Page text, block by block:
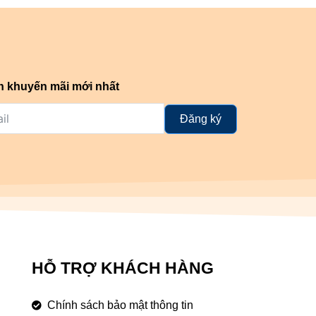
khuyến mãi mới nhất
Đăng ký
HỖ TRỢ KHÁCH HÀNG
Chính sách bảo mật thông tin